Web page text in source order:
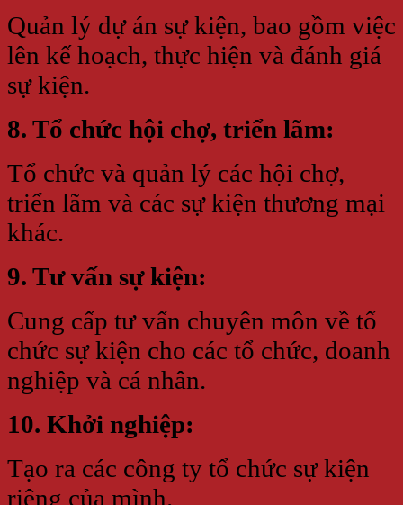
Quản lý dự án sự kiện, bao gồm việc
lên kế hoạch, thực hiện và đánh giá
sự kiện.
8. Tổ chức hội chợ, triển lãm:
Tổ chức và quản lý các hội chợ,
triển lãm và các sự kiện thương mại
khác.
9. Tư vấn sự kiện:
Cung cấp tư vấn chuyên môn về tổ
chức sự kiện cho các tổ chức, doanh
nghiệp và cá nhân.
10. Khởi nghiệp:
Tạo ra các công ty tổ chức sự kiện
riêng của mình.